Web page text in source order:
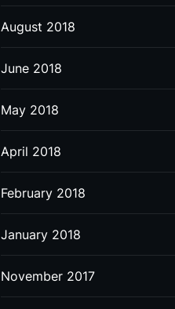
August 2018
June 2018
May 2018
April 2018
February 2018
January 2018
November 2017